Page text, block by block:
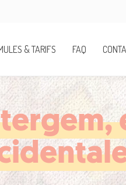
& TARIFS FAQ